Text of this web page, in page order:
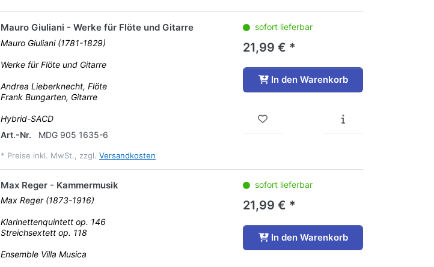
Mauro Giuliani - Werke für Flöte und Gitarre
Mauro Giuliani (1781-1829)
Werke für Flöte und Gitarre
Andrea Lieberknecht, Flöte
Frank Bungarten, Gitarre
Hybrid-SACD
Art.-Nr.
MDG 905 1635-6
* Preise inkl. MwSt., zzgl. Versandkosten
sofort lieferbar
21,99 € *
In den Warenkorb
Max Reger - Kammermusik
Max Reger (1873-1916)
Klarinettenquintett op. 146
Streichsextett op. 118
Ensemble Villa Musica
sofort lieferbar
21,99 € *
In den Warenkorb